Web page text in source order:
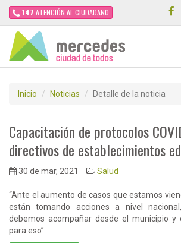
147 ATENCIÓN AL CIUDADANO
Inicio Noticias Detalle de la noticia
Capacitación de protocolos
directivos de establecimientos
30 de mar, 2021 Salud
“Ante el aumento de casos que estamos
están tomando acciones a nivel
debemos acompañar desde el municipio y
para eso”